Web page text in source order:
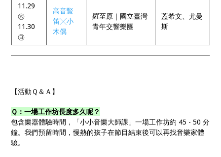
11.29
㊅
11.30
㊐
高音豎
笛╳小
木偶
羅至原｜國立臺灣
青年交響樂團
蓋希文、尤曼
斯
【活動Ｑ＆Ａ】
Ｑ：一場工作坊長度多久呢？
包含樂器體驗時間，「小小音樂大師課」一場工作坊約 45 - 50 分
鐘。我們預留時間，慢熱的孩子在節目結束後可以再找音樂家體
驗。